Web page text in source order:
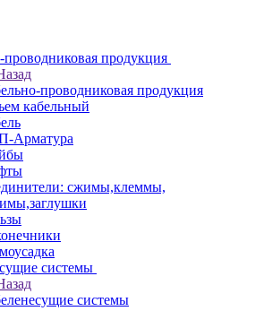
проводниковая продукция
проводниковая продукция
кабельный
Арматура
сжимы,клеммы,
системы
системы